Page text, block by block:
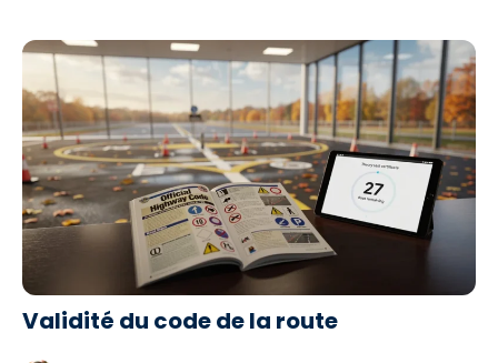
Validité du code de la route